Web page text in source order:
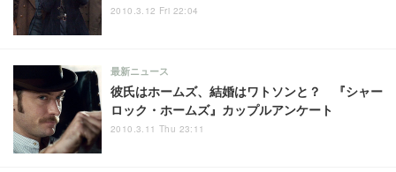
2010.3.12 Fri 22:04
彼氏はホームズ、結婚はワトソンと？ 『シャー
ロック・ホームズ』カップルアンケート
最新ニュース
2010.3.11 Thu 23:11